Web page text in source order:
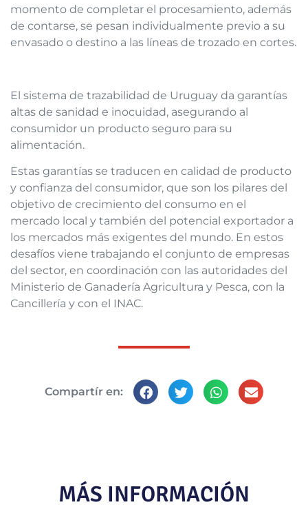
momento de completar el procesamiento, además
de contarse, se pesan individualmente previo a su
envasado o destino a las líneas de trozado en cortes.
El sistema de trazabilidad de Uruguay da garantías
altas de sanidad e inocuidad, asegurando al
consumidor un producto seguro para su
alimentación.
Estas garantías se traducen en calidad de producto
y confianza del consumidor, que son los pilares del
objetivo de crecimiento del consumo en el
mercado local y también del potencial exportador a
los mercados más exigentes del mundo. En estos
desafíos viene trabajando el conjunto de empresas
del sector, en coordinación con las autoridades del
Ministerio de Ganadería Agricultura y Pesca, con la
Cancillería y con el INAC.
Compartír en:
MÁS INFORMACIÓN